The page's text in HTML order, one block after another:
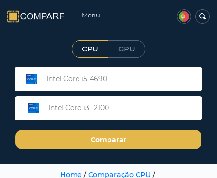
Menu
CPU GPU
Intel Core i5-4690
Intel Core i3-12100
Comparar
Home / Comparação CPU /